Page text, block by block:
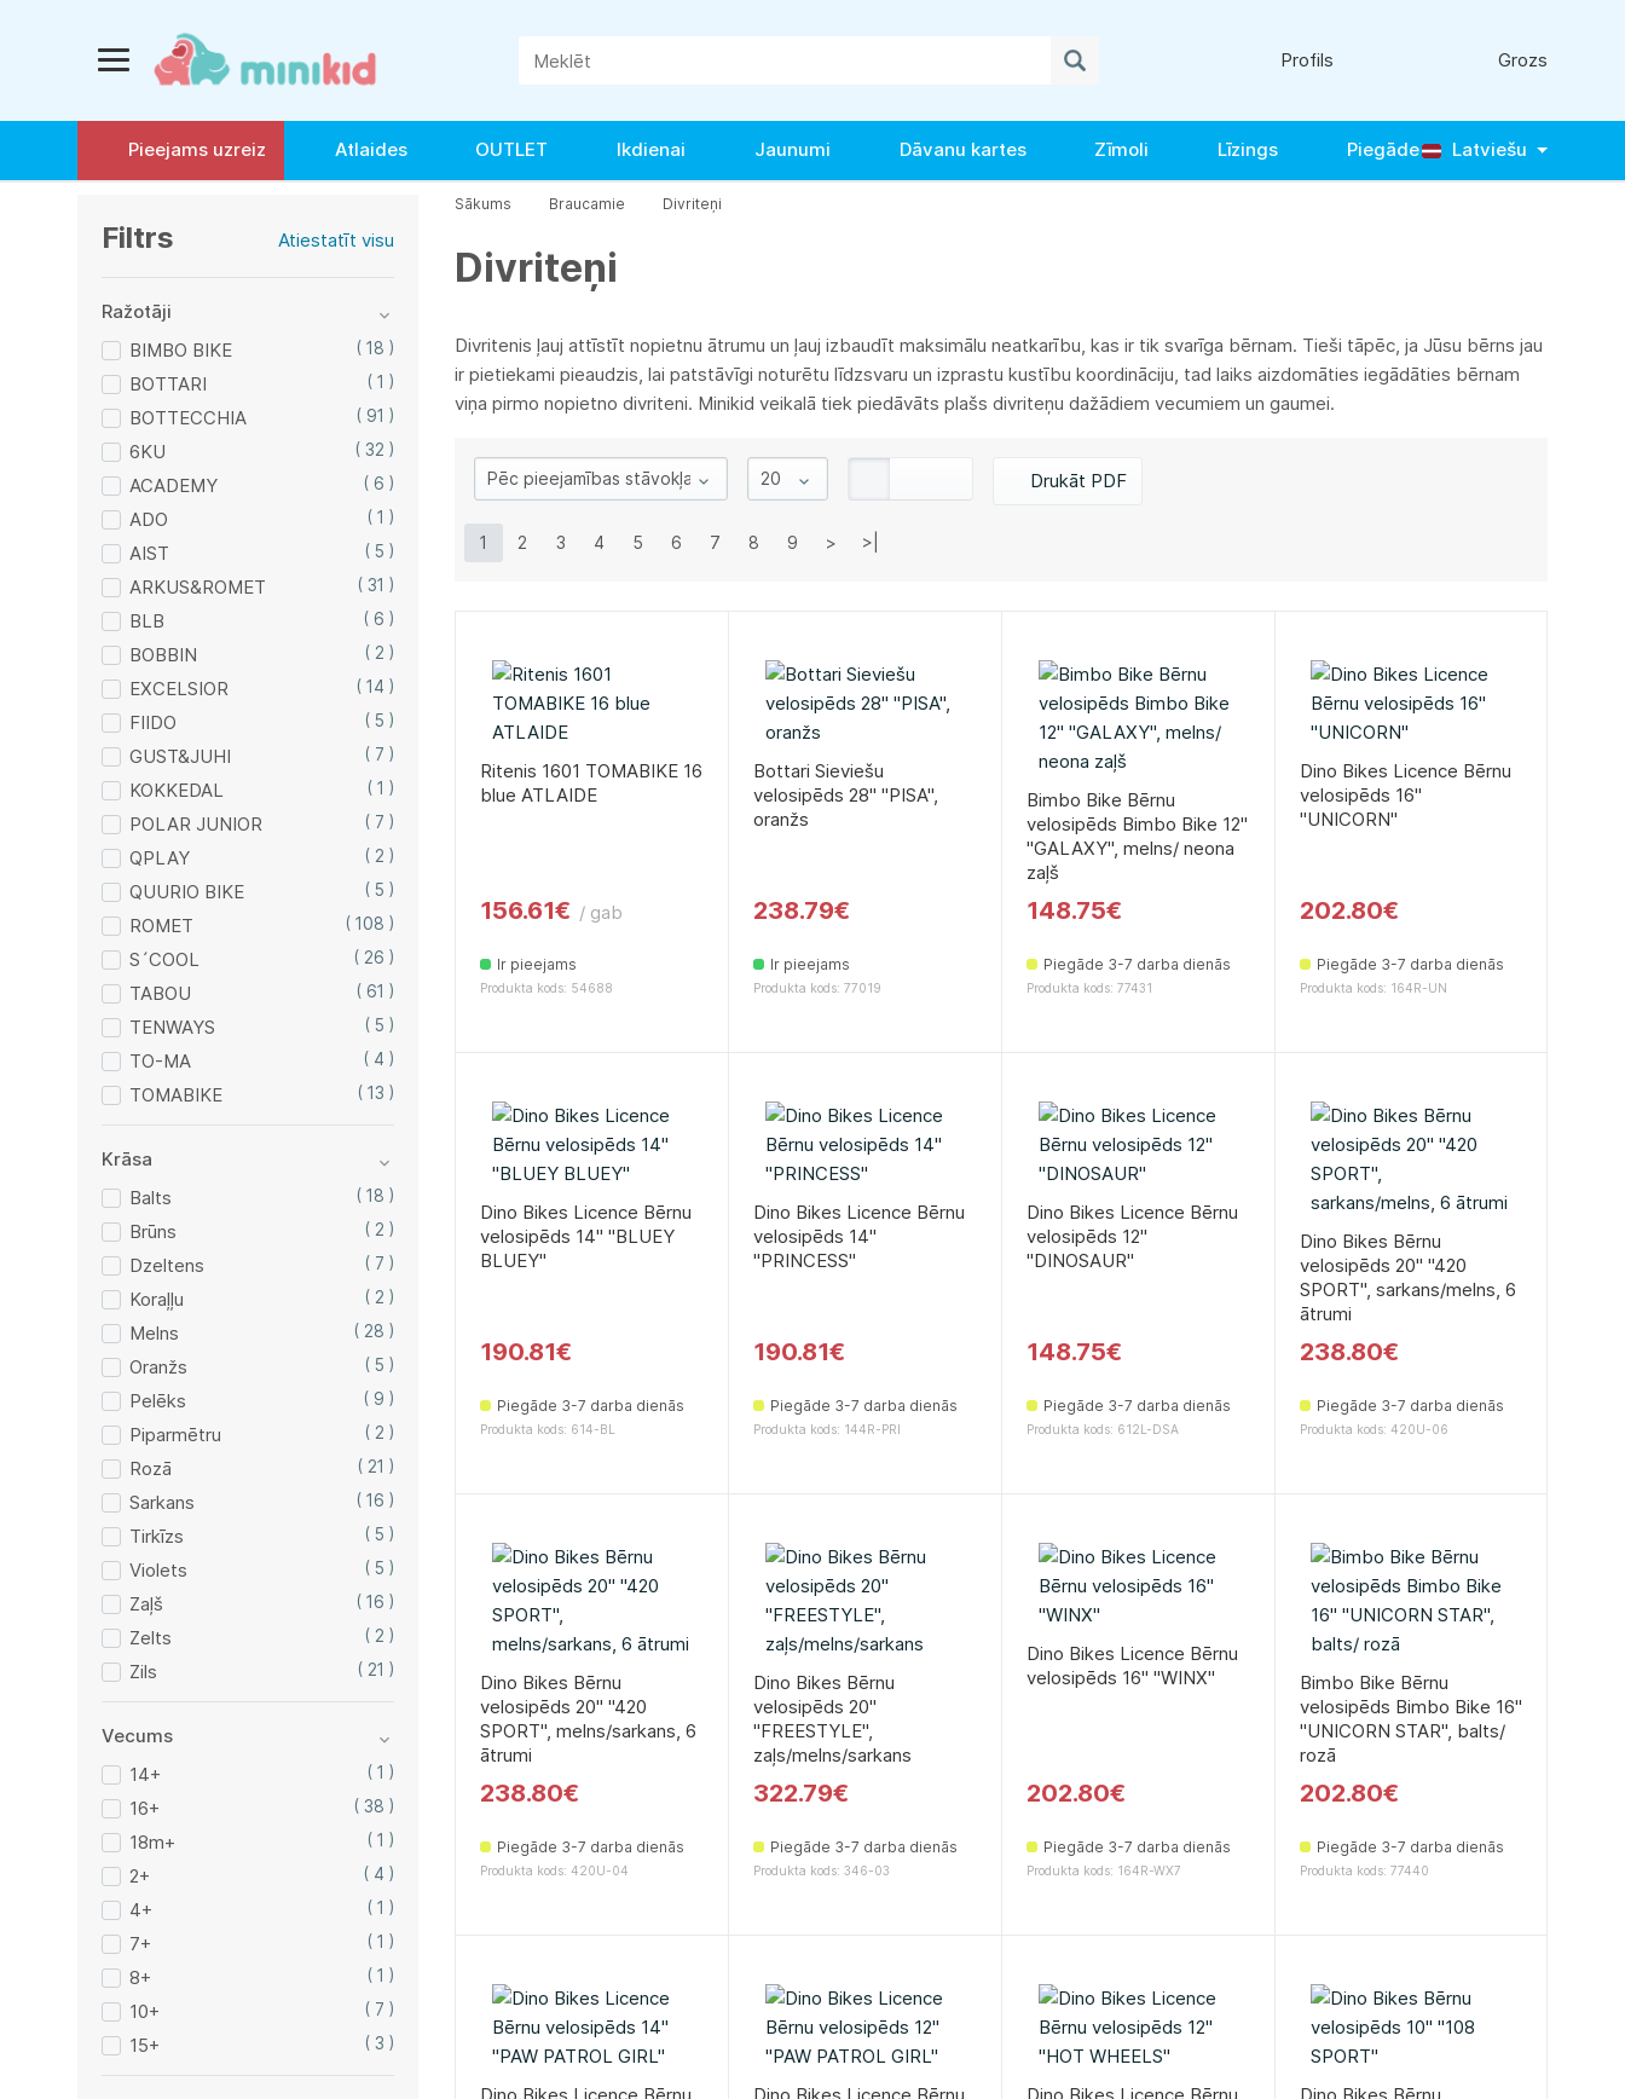
Profils Grozs
Pieejams uzreiz Atlaides OUTLET Ikdienai Jaunumi Dāvanu kartes Zīmoli Līzings Piegāde Latviešu
Filtrs Atiestatīt visu
Ražotāji
BIMBO BIKE
( 18 )
BOTTARI ( 1 )
BOTTECCHIA ( 91 )
6KU ( 32 )
ACADEMY ( 6 )
ADO ( 1 )
AIST ( 5 )
ARKUS&ROMET ( 31 )
BLB ( 6 )
BOBBIN ( 2 )
EXCELSIOR ( 14 )
FIIDO ( 5 )
GUST&JUHI ( 7 )
KOKKEDAL ( 1 )
POLAR JUNIOR ( 7 )
QPLAY ( 2 )
QUURIO BIKE ( 5 )
ROMET ( 108 )
S´COOL ( 26 )
TABOU ( 61 )
TENWAYS ( 5 )
TO-MA ( 4 )
TOMABIKE ( 13 )
Krāsa
Balts
( 18 )
Brūns ( 2 )
Dzeltens ( 7 )
Koraļļu ( 2 )
Melns ( 28 )
Oranžs ( 5 )
Pelēks ( 9 )
Piparmētru ( 2 )
Rozā ( 21 )
Sarkans ( 16 )
Tirkīzs ( 5 )
Violets ( 5 )
Zaļš ( 16 )
Zelts ( 2 )
Zils ( 21 )
Vecums
14+
( 1 )
16+ ( 38 )
18m+ ( 1 )
2+ ( 4 )
4+ ( 1 )
7+ ( 1 )
8+ ( 1 )
10+ ( 7 )
15+ ( 3 )
Sākums Braucamie Divriteņi
Divriteņi
Divritenis ļauj attīstīt nopietnu ātrumu un ļauj izbaudīt maksimālu neatkarību, kas ir tik svarīga bērnam. Tieši tāpēc, ja Jūsu bērns jau
ir pietiekami pieaudzis, lai patstāvīgi noturētu līdzsvaru un izprastu kustību koordināciju, tad laiks aizdomāties iegādāties bērnam
viņa pirmo nopietno divriteni. Minikid veikalā tiek piedāvāts plašs divriteņu dažādiem vecumiem un gaumei.
Drukāt PDF
1 2 3 4 5 6 7 8 9 > >|
Ritenis 1601 TOMABIKE 16
blue ATLAIDE
156.61€ / gab
Ir pieejams
Produkta kods: 54688
Bottari Sieviešu
velosipēds 28'' ''PISA'',
oranžs
238.79€
Ir pieejams
Produkta kods: 77019
Bimbo Bike Bērnu
velosipēds Bimbo Bike 12''
''GALAXY'', melns/ neona
zaļš
148.75€
Piegāde 3-7 darba dienās
Produkta kods: 77431
Dino Bikes Licence Bērnu
velosipēds 16''
''UNICORN''
202.80€
Piegāde 3-7 darba dienās
Produkta kods: 164R-UN
Dino Bikes Licence Bērnu
velosipēds 14" "BLUEY
BLUEY"
190.81€
Piegāde 3-7 darba dienās
Produkta kods: 614-BL
Dino Bikes Licence Bērnu
velosipēds 14''
''PRINCESS''
190.81€
Piegāde 3-7 darba dienās
Produkta kods: 144R-PRI
Dino Bikes Licence Bērnu
velosipēds 12''
''DINOSAUR''
148.75€
Piegāde 3-7 darba dienās
Produkta kods: 612L-DSA
Dino Bikes Bērnu
velosipēds 20'' ''420
SPORT'', sarkans/melns, 6
ātrumi
238.80€
Piegāde 3-7 darba dienās
Produkta kods: 420U-06
Dino Bikes Bērnu
velosipēds 20'' ''420
SPORT'', melns/sarkans, 6
ātrumi
238.80€
Piegāde 3-7 darba dienās
Produkta kods: 420U-04
Dino Bikes Bērnu
velosipēds 20''
''FREESTYLE'',
zaļs/melns/sarkans
322.79€
Piegāde 3-7 darba dienās
Produkta kods: 346-03
Dino Bikes Licence Bērnu
velosipēds 16'' ''WINX''
202.80€
Piegāde 3-7 darba dienās
Produkta kods: 164R-WX7
Bimbo Bike Bērnu
velosipēds Bimbo Bike 16''
''UNICORN STAR'', balts/
rozā
202.80€
Piegāde 3-7 darba dienās
Produkta kods: 77440